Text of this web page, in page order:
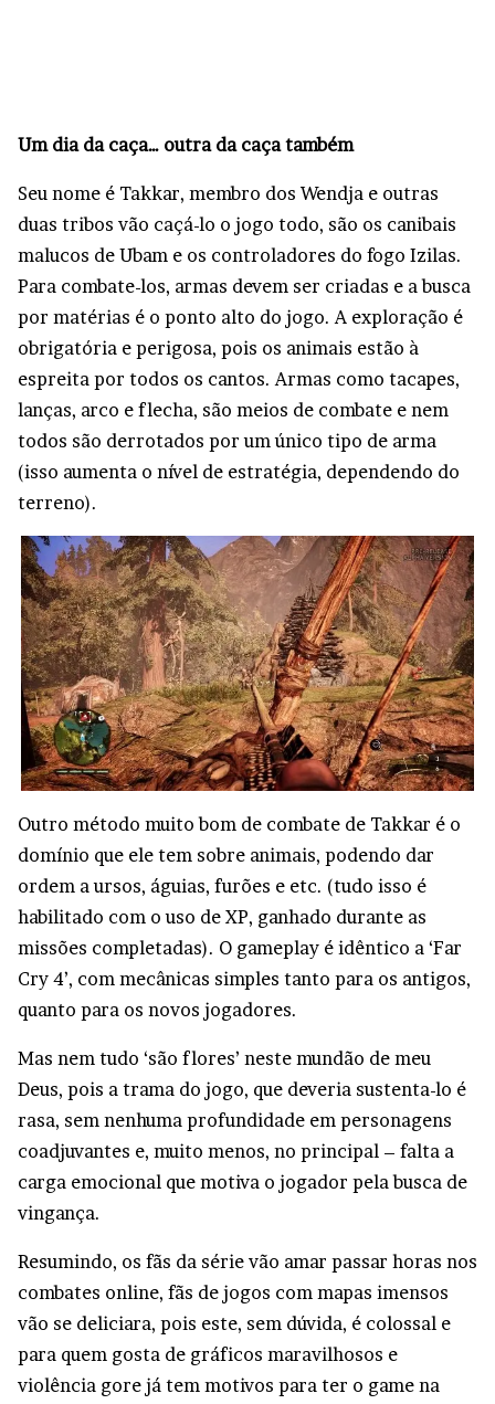
Um dia da caça… outra da caça também
Seu nome é Takkar, membro dos Wendja e outras
duas tribos vão caçá-lo o jogo todo, são os canibais
malucos de Ubam e os controladores do fogo Izilas.
Para combate-los, armas devem ser criadas e a busca
por matérias é o ponto alto do jogo. A exploração é
obrigatória e perigosa, pois os animais estão à
espreita por todos os cantos. Armas como tacapes,
lanças, arco e flecha, são meios de combate e nem
todos são derrotados por um único tipo de arma
(isso aumenta o nível de estratégia, dependendo do
terreno).
Outro método muito bom de combate de Takkar é o
domínio que ele tem sobre animais, podendo dar
ordem a ursos, águias, furões e etc. (tudo isso é
habilitado com o uso de XP, ganhado durante as
missões completadas). O gameplay é idêntico a ‘Far
Cry 4’, com mecânicas simples tanto para os antigos,
quanto para os novos jogadores.
Mas nem tudo ‘são flores’ neste mundão de meu
Deus, pois a trama do jogo, que deveria sustenta-lo é
rasa, sem nenhuma profundidade em personagens
coadjuvantes e, muito menos, no principal – falta a
carga emocional que motiva o jogador pela busca de
vingança.
Resumindo, os fãs da série vão amar passar horas nos
combates online, fãs de jogos com mapas imensos
vão se deliciara, pois este, sem dúvida, é colossal e
para quem gosta de gráficos maravilhosos e
violência gore já tem motivos para ter o game na